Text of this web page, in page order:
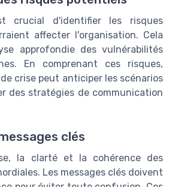
crucial d'identifier les risques
affecter l'organisation. Cela
approfondie des vulnérabilités
En comprenant ces risques,
crise peut anticiper les scénarios
des stratégies de communication
clés
la clarté et la cohérence des
Les messages clés doivent